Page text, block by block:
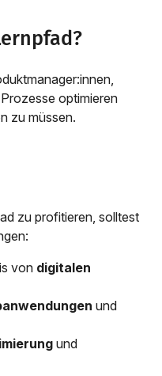
optimieren
zu müssen.
zu profitieren, solltest
von digitalen
und
und